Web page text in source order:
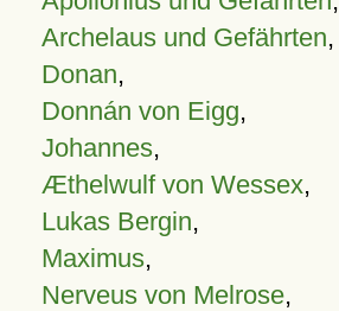
Archelaus und Gefährten,
Donan,
Donnán von Eigg,
Johannes,
Æthelwulf von Wessex,
Lukas Bergin,
Maximus,
Nerveus von Melrose,